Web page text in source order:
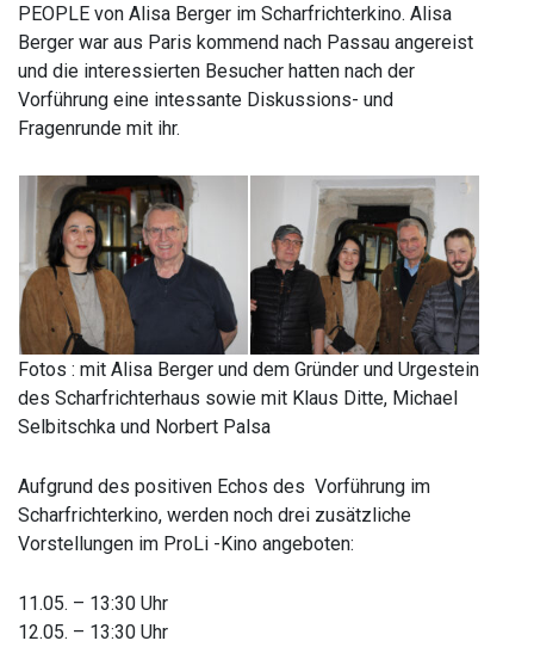
PEOPLE von Alisa Berger im Scharfrichterkino. Alisa
Berger war aus Paris kommend nach Passau angereist
und die interessierten Besucher hatten nach der
Vorführung eine intessante Diskussions- und
Fragenrunde mit ihr.
Fotos : mit Alisa Berger und dem Gründer und Urgestein
des Scharfrichterhaus sowie mit Klaus Ditte, Michael
Selbitschka und Norbert Palsa
Aufgrund des positiven Echos des Vorführung im
Scharfrichterkino, werden noch drei zusätzliche
Vorstellungen im ProLi -Kino angeboten:
11.05. – 13:30 Uhr
12.05. – 13:30 Uhr